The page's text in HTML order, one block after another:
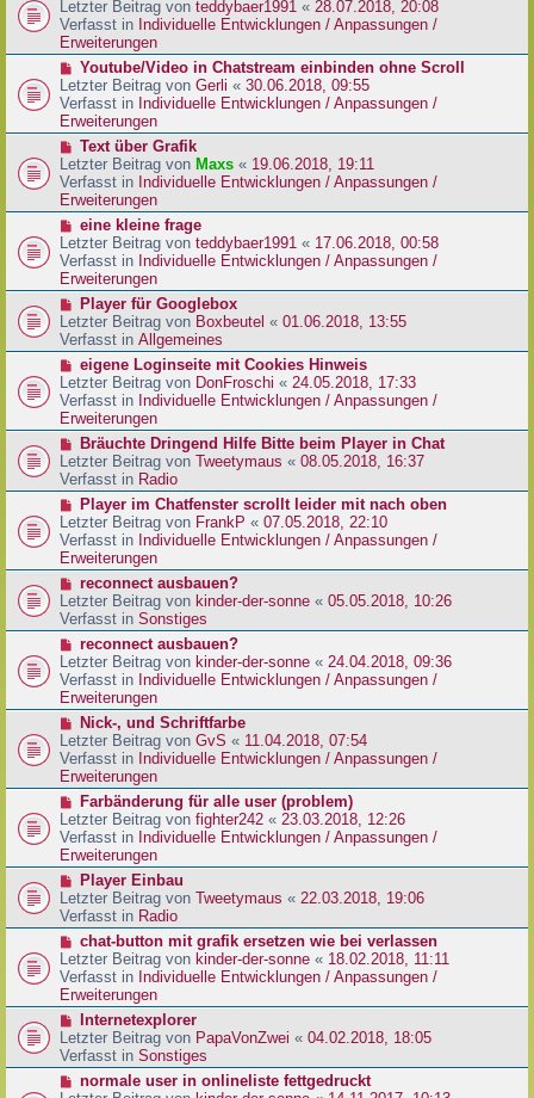
a
g
e
i
t
a
g
e
u
e
r
B
e
i
t
a
g
Letzter Beitrag von teddybaer1991 « 28.07.2018, 20:08
Verfasst in Individuelle Entwicklungen / Anpassungen /
Erweiterungen
N
e
u
e
r
B
e
i
t
a
g
Youtube/Video in Chatstream einbinden ohne Scroll
Letzter Beitrag von Gerli « 30.06.2018, 09:55
Verfasst in Individuelle Entwicklungen / Anpassungen /
Erweiterungen
N
e
u
e
r
B
e
i
t
a
g
Text über Grafik
Letzter Beitrag von Maxs « 19.06.2018, 19:11
Verfasst in Individuelle Entwicklungen / Anpassungen /
Erweiterungen
N
e
u
e
r
B
e
i
r
a
g
eine kleine frage
Letzter Beitrag von teddybaer1991 « 17.06.2018, 00:58
Verfasst in Individuelle Entwicklungen / Anpassungen /
Erweiterungen
N
e
u
e
r
B
e
i
r
a
g
Player für Googlebox
Letzter Beitrag von Boxbeutel « 01.06.2018, 13:55
Verfasst in Allgemeines
N
e
u
e
r
B
e
i
r
a
g
eigene Loginseite mit Cookies Hinweis
Letzter Beitrag von DonFroschi « 24.05.2018, 17:33
Verfasst in Individuelle Entwicklungen / Anpassungen /
Erweiterungen
N
e
u
e
r
B
e
i
r
a
g
Bräuchte Dringend Hilfe Bitte beim Player in Chat
Letzter Beitrag von Tweetymaus « 08.05.2018, 16:37
Verfasst in Radio
N
e
u
e
r
B
e
i
r
a
g
Player im Chatfenster scrollt leider mit nach oben
Letzter Beitrag von FrankP « 07.05.2018, 22:10
Verfasst in Individuelle Entwicklungen / Anpassungen /
Erweiterungen
N
e
u
e
r
B
e
i
r
a
g
reconnect ausbauen?
Letzter Beitrag von kinder-der-sonne « 05.05.2018, 10:26
Verfasst in Sonstiges
N
e
u
e
r
B
e
i
t
a
g
reconnect ausbauen?
Letzter Beitrag von kinder-der-sonne « 24.04.2018, 09:36
Verfasst in Individuelle Entwicklungen / Anpassungen /
Erweiterungen
N
e
u
e
r
B
e
i
t
a
g
Nick-, und Schriftfarbe
Letzter Beitrag von GvS « 11.04.2018, 07:54
Verfasst in Individuelle Entwicklungen / Anpassungen /
Erweiterungen
N
e
u
e
r
B
e
i
r
a
g
Farbänderung für alle user (problem)
Letzter Beitrag von fighter242 « 23.03.2018, 12:26
Verfasst in Individuelle Entwicklungen / Anpassungen /
Erweiterungen
N
e
u
e
r
B
e
i
r
a
g
Player Einbau
Letzter Beitrag von Tweetymaus « 22.03.2018, 19:06
Verfasst in Radio
N
e
u
e
r
B
e
i
chat-button mit grafik ersetzen wie bei verlassen
Letzter Beitrag von kinder-der-sonne « 18.02.2018, 11:11
Verfasst in Individuelle Entwicklungen / Anpassungen /
Erweiterungen
N
e
u
e
r
Internetexplorer
Letzter Beitrag von PapaVonZwei « 04.02.2018, 18:05
Verfasst in Sonstiges
Nnormale user in onlineliste fettgedruckt